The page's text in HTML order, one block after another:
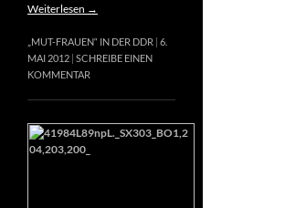
Weiterlesen →
„MUT-FRAUEN“ IN DER DDR 6.
MAI 2012 SCHREIBE EINEN
KOMMENTAR